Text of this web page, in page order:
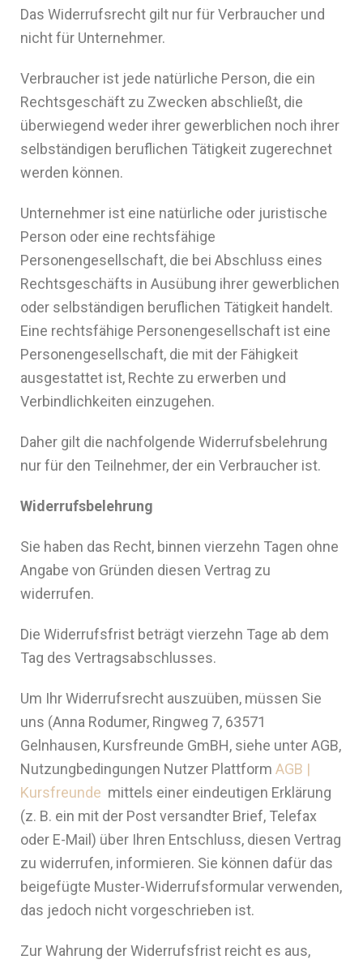
Das Widerrufsrecht gilt nur für Verbraucher und
nicht für Unternehmer.
Verbraucher ist jede natürliche Person, die ein
Rechtsgeschäft zu Zwecken abschließt, die
überwiegend weder ihrer gewerblichen noch ihrer
selbständigen beruflichen Tätigkeit zugerechnet
werden können.
Unternehmer ist eine natürliche oder juristische
Person oder eine rechtsfähige
Personengesellschaft, die bei Abschluss eines
Rechtsgeschäfts in Ausübung ihrer gewerblichen
oder selbständigen beruflichen Tätigkeit handelt.
Eine rechtsfähige Personengesellschaft ist eine
Personengesellschaft, die mit der Fähigkeit
ausgestattet ist, Rechte zu erwerben und
Verbindlichkeiten einzugehen.
Daher gilt die nachfolgende Widerrufsbelehrung
nur für den Teilnehmer, der ein Verbraucher ist.
Widerrufsbelehrung
Sie haben das Recht, binnen vierzehn Tagen ohne
Angabe von Gründen diesen Vertrag zu
widerrufen.
Die Widerrufsfrist beträgt vierzehn Tage ab dem
Tag des Vertragsabschlusses.
Um Ihr Widerrufsrecht auszuüben, müssen Sie
uns (Anna Rodumer, Ringweg 7, 63571
Gelnhausen, Kursfreunde GmBH, siehe unter AGB,
Nutzungbedingungen Nutzer Plattform AGB |
Kursfreunde mittels einer eindeutigen Erklärung
(z. B. ein mit der Post versandter Brief, Telefax
oder E-Mail) über Ihren Entschluss, diesen Vertrag
zu widerrufen, informieren. Sie können dafür das
beigefügte Muster-Widerrufsformular verwenden,
das jedoch nicht vorgeschrieben ist.
Zur Wahrung der Widerrufsfrist reicht es aus,